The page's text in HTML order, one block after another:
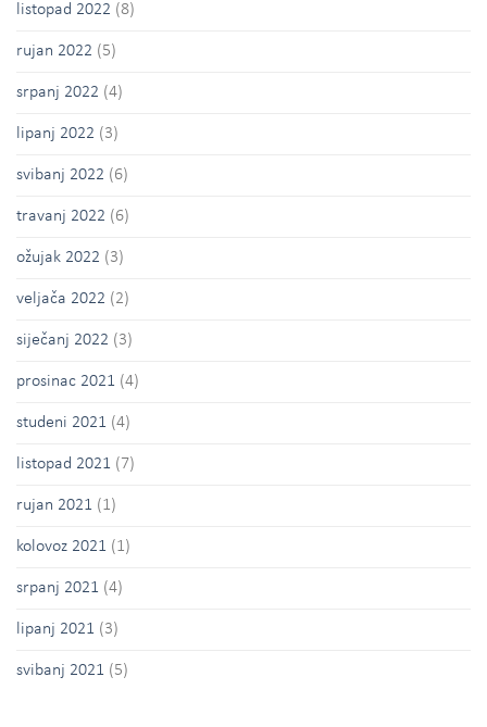
listopad 2022 (8)
rujan 2022 (5)
srpanj 2022 (4)
lipanj 2022 (3)
svibanj 2022 (6)
travanj 2022 (6)
ožujak 2022 (3)
veljača 2022 (2)
siječanj 2022 (3)
prosinac 2021 (4)
studeni 2021 (4)
listopad 2021 (7)
rujan 2021 (1)
kolovoz 2021 (1)
srpanj 2021 (4)
lipanj 2021 (3)
svibanj 2021 (5)